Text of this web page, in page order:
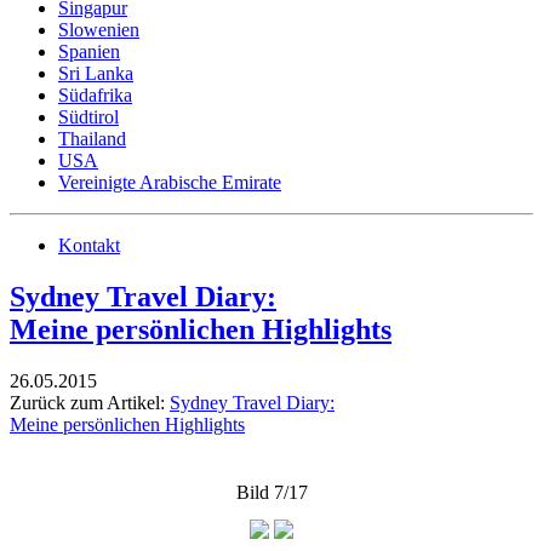
Singapur
Slowenien
Spanien
Sri Lanka
Südafrika
Südtirol
Thailand
USA
Vereinigte Arabische Emirate
Kontakt
Sydney Travel Diary:
Meine persönlichen Highlights
26.05.2015
Zurück zum Artikel: Sydney Travel Diary:
Meine persönlichen Highlights
Bild 7/17